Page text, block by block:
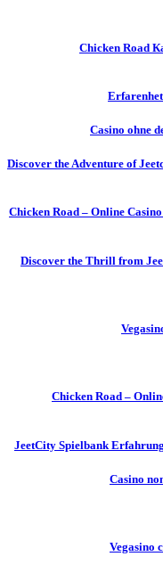
Chicken Road
Casino ohne
Discover the Adventure of
Chicken Road – Online
Discover the Thrill from
Chicken Road –
JeetCity Spielbank
Casino
Vegasino